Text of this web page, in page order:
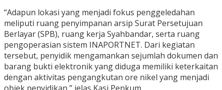
“Adapun lokasi yang menjadi fokus penggeledahan
meliputi ruang penyimpanan arsip Surat Persetujuan
Berlayar (SPB), ruang kerja Syahbandar, serta ruang
pengoperasian sistem INAPORTNET. Dari kegiatan
tersebut, penyidik mengamankan sejumlah dokumen dan
barang bukti elektronik yang diduga memiliki keterkaitan
dengan aktivitas pengangkutan ore nikel yang menjadi